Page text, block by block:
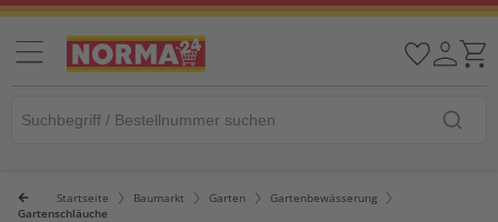
Startseite Baumarkt Garten
Gartenbewässerung
Gartenschläuche